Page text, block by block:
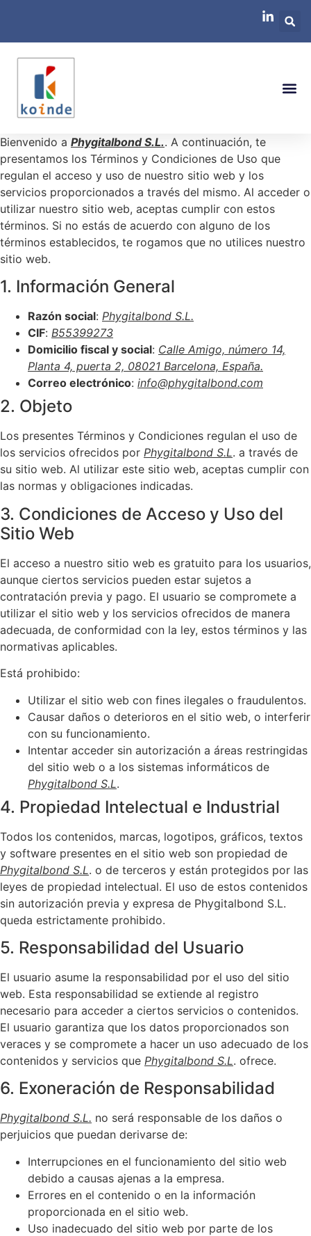
Bienvenido a Phygitalbond S.L.. A continuación, te
presentamos los Términos y Condiciones de Uso que
regulan el acceso y uso de nuestro sitio web y los
servicios proporcionados a través del mismo. Al acceder o
utilizar nuestro sitio web, aceptas cumplir con estos
términos. Si no estás de acuerdo con alguno de los
términos establecidos, te rogamos que no utilices nuestro
sitio web.
1. Información General
Razón social: Phygitalbond S.L.
CIF: B55399273
Domicilio fiscal y social: Calle Amigo, número 14,
Planta 4, puerta 2, 08021 Barcelona, España.
Correo electrónico: info@phygitalbond.com
2. Objeto
Los presentes Términos y Condiciones regulan el uso de
los servicios ofrecidos por Phygitalbond S.L. a través de
su sitio web. Al utilizar este sitio web, aceptas cumplir con
las normas y obligaciones indicadas.
3. Condiciones de Acceso y Uso del
Sitio Web
El acceso a nuestro sitio web es gratuito para los usuarios,
aunque ciertos servicios pueden estar sujetos a
contratación previa y pago. El usuario se compromete a
utilizar el sitio web y los servicios ofrecidos de manera
adecuada, de conformidad con la ley, estos términos y las
normativas aplicables.
Está prohibido:
Utilizar el sitio web con fines ilegales o fraudulentos.
Causar daños o deterioros en el sitio web, o interferir
con su funcionamiento.
Intentar acceder sin autorización a áreas restringidas
del sitio web o a los sistemas informáticos de
Phygitalbond S.L.
4. Propiedad Intelectual e Industrial
Todos los contenidos, marcas, logotipos, gráficos, textos
y software presentes en el sitio web son propiedad de
Phygitalbond S.L. o de terceros y están protegidos por las
leyes de propiedad intelectual. El uso de estos contenidos
sin autorización previa y expresa de Phygitalbond S.L.
queda estrictamente prohibido.
5. Responsabilidad del Usuario
El usuario asume la responsabilidad por el uso del sitio
web. Esta responsabilidad se extiende al registro
necesario para acceder a ciertos servicios o contenidos.
El usuario garantiza que los datos proporcionados son
veraces y se compromete a hacer un uso adecuado de los
contenidos y servicios que Phygitalbond S.L. ofrece.
6. Exoneración de Responsabilidad
Phygitalbond S.L. no será responsable de los daños o
perjuicios que puedan derivarse de:
Interrupciones en el funcionamiento del sitio web
debido a causas ajenas a la empresa.
Errores en el contenido o en la información
proporcionada en el sitio web.
Uso inadecuado del sitio web por parte de los